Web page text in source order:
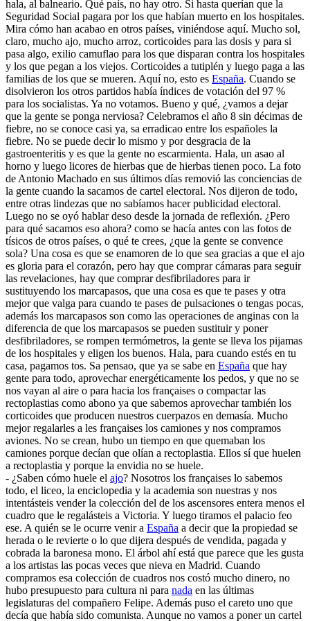
hala, al balneario. Qué país, no hay otro. Si hasta querían que la
Seguridad Social pagara por los que habían muerto en los hospitales.
Mira cómo han acabao en otros países, viniéndose aquí. Mucho sol,
claro, mucho ajo, mucho arroz, corticoides para las dosis y para si
pasa algo, exilio camuflao para los que disparan contra los hospitales
y los que pegan a los viejos. Corticoides a tutiplén y luego paga a las
familias de los que se mueren. Aquí no, esto es España. Cuando se
disolvieron los otros partidos había índices de votación del 97 %
para los socialistas. Ya no votamos. Bueno y qué, ¿vamos a dejar
que la gente se ponga nerviosa? Celebramos el año 8 sin décimas de
fiebre, no se conoce casi ya, sa erradicao entre los españoles la
fiebre. No se puede decir lo mismo y por desgracia de la
gastroenteritis y es que la gente no escarmienta. Hala, un asao al
horno y luego licores de hierbas que de hierbas tienen poco. La foto
de Antonio Machado en sus últimos días removió las conciencias de
la gente cuando la sacamos de cartel electoral. Nos dijeron de todo,
entre otras lindezas que no sabíamos hacer publicidad electoral.
Luego no se oyó hablar deso desde la jornada de reflexión. ¿Pero
para qué sacamos eso ahora? como se hacía antes con las fotos de
tísicos de otros países, o qué te crees, ¿que la gente se convence
sola? Una cosa es que se enamoren de lo que sea gracias a que el ajo
es gloria para el corazón, pero hay que comprar cámaras para seguir
las revelaciones, hay que comprar desfibriladores para ir
sustituyendo los marcapasos, que una cosa es que te pases y otra
mejor que valga para cuando te pases de pulsaciones o tengas pocas,
además los marcapasos son como las operaciones de anginas con la
diferencia de que los marcapasos se pueden sustituir y poner
desfibriladores, se rompen termómetros, la gente se lleva los pijamas
de los hospitales y eligen los buenos. Hala, para cuando estés en tu
casa, pagamos tos. Sa pensao, que ya se sabe en España que hay
gente para todo, aprovechar energéticamente los pedos, y que no se
nos vayan al aire o para hacia los françaises o compactar las
rectoplastias como abono ya que sabemos aprovechar también los
corticoides que producen nuestros cuerpazos en demasía. Mucho
mejor regalarles a les françaises los camiones y nos compramos
aviones. No se crean, hubo un tiempo en que quemaban los
camiones porque decían que olían a rectoplastia. Ellos sí que huelen
a rectoplastia y porque la envidia no se huele.
- ¿Saben cómo huele el ajo? Nosotros los françaises lo sabemos
todo, el liceo, la enciclopedia y la academia son nuestras y nos
intentásteis vender la colección del de los ascensores entera menos el
cuadro que le regalásteis a Victoria. Y luego tiramos el palacio feo
ese. A quién se le ocurre venir a España a decir que la propiedad se
herada o le revierte o lo que dijera después de vendida, pagada y
cobrada la baronesa mono. El árbol ahí está que parece que les gusta
a los artistas las pocas veces que nieva en Madrid. Cuando
compramos esa colección de cuadros nos costó mucho dinero, no
hubo presupuesto para cultura ni para nada en las últimas
legislaturas del compañero Felipe. Además puso el careto uno que
decía que había sido comunista. Aunque no vamos a poner un cartel